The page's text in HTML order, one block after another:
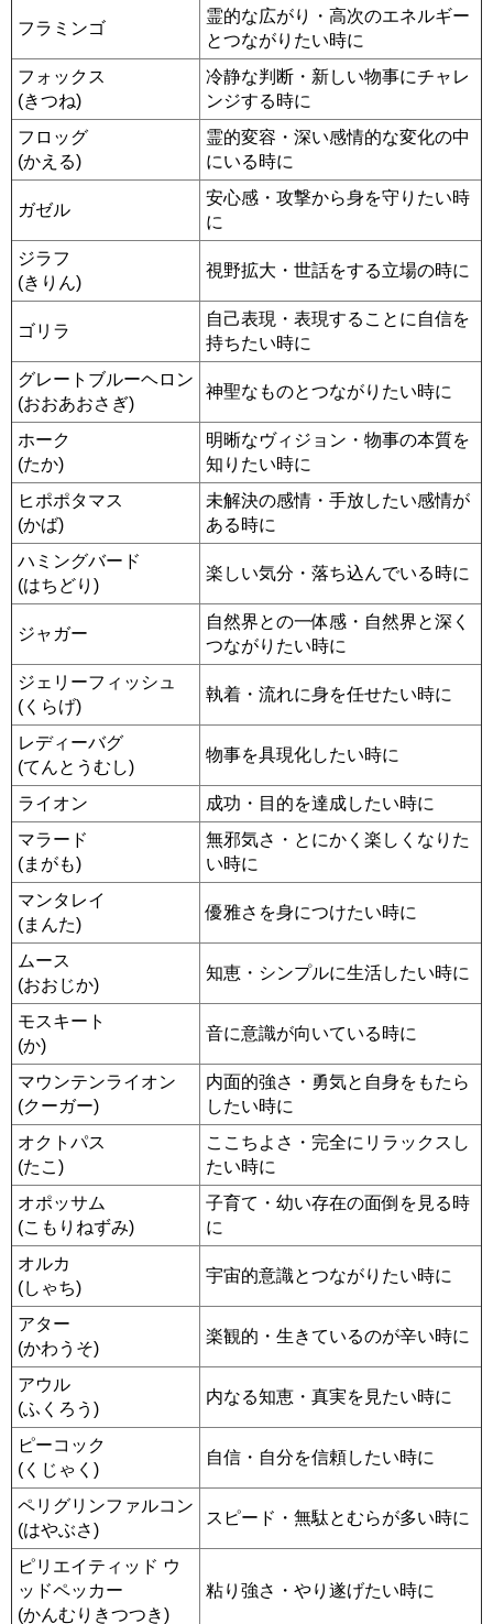
フラミンゴ
霊的な広がり・高次のエネルギー
とつながりたい時に
フォックス
(きつね)
冷静な判断・新しい物事にチャレ
ンジする時に
フロッグ
(かえる)
霊的変容・深い感情的な変化の中
にいる時に
ガゼル
安心感・攻撃から身を守りたい時
に
ジラフ
(きりん)
視野拡大・世話をする立場の時に
ゴリラ
自己表現・表現することに自信を
持ちたい時に
グレートブルーヘロン
(おおあおさぎ)
神聖なものとつながりたい時に
ホーク
(たか)
明晰なヴィジョン・物事の本質を
知りたい時に
ヒポポタマス
(かば)
未解決の感情・手放したい感情が
ある時に
ハミングバード
(はちどり)
楽しい気分・落ち込んでいる時に
ジャガー
自然界との一体感・自然界と深く
つながりたい時に
ジェリーフィッシュ
(くらげ)
執着・流れに身を任せたい時に
レディーバグ
(てんとうむし)
物事を具現化したい時に
ライオン
成功・目的を達成したい時に
マラード
(まがも)
無邪気さ・とにかく楽しくなりた
い時に
マンタレイ
(まんた)
優雅さを身につけたい時に
ムース
(おおじか)
知恵・シンプルに生活したい時に
モスキート
(か)
音に意識が向いている時に
マウンテンライオン
(クーガー)
内面的強さ・勇気と自身をもたら
したい時に
オクトパス
(たこ)
ここちよさ・完全にリラックスし
たい時に
オポッサム
(こもりねずみ)
子育て・幼い存在の面倒を見る時
に
オルカ
(しゃち)
宇宙的意識とつながりたい時に
アター
(かわうそ)
楽観的・生きているのが辛い時に
アウル
(ふくろう)
内なる知恵・真実を見たい時に
ピーコック
(くじゃく)
自信・自分を信頼したい時に
ペリグリンファルコン
(はやぶさ)
スピード・無駄とむらが多い時に
ピリエイティッド ウ
ッドペッカー
(かんむりきつつき)
粘り強さ・やり遂げたい時に